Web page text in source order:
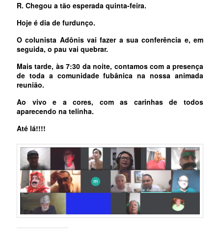
R. Chegou a tão esperada quinta-feira.
Hoje é dia de furdunço.
O colunista Adônis vai fazer a sua conferência e, em
seguida, o pau vai quebrar.
Mais tarde, às 7:30 da noite, contamos com a presença
de toda a comunidade fubânica na nossa animada
reunião.
Ao vivo e a cores, com as carinhas de todos
aparecendo na telinha.
Até lá!!!!